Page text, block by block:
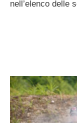
nell’elenco delle